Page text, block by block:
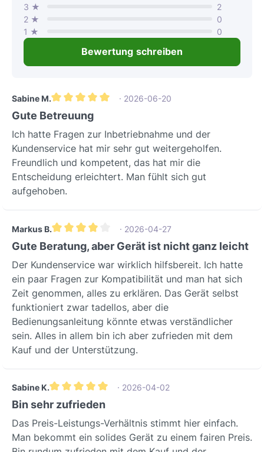
3 ★
2
2 ★
0
1 ★
0
Bewertung schreiben
Sabine M.
Durchschnittliche Bewertung von 5 von 5 Sternen
· 2026-06-20
Gute Betreuung
Ich hatte Fragen zur Inbetriebnahme und der
Kundenservice hat mir sehr gut weitergeholfen.
Freundlich und kompetent, das hat mir die
Entscheidung erleichtert. Man fühlt sich gut
aufgehoben.
Markus B.
Durchschnittliche Bewertung von 4 von 5 Sternen
· 2026-04-27
Gute Beratung, aber Gerät ist nicht ganz leicht
Der Kundenservice war wirklich hilfsbereit. Ich hatte
ein paar Fragen zur Kompatibilität und man hat sich
Zeit genommen, alles zu erklären. Das Gerät selbst
funktioniert zwar tadellos, aber die
Bedienungsanleitung könnte etwas verständlicher
sein. Alles in allem bin ich aber zufrieden mit dem
Kauf und der Unterstützung.
Sabine K.
Durchschnittliche Bewertung von 5 von 5 Sternen
· 2026-04-02
Bin sehr zufrieden
Das Preis-Leistungs-Verhältnis stimmt hier einfach.
Man bekommt ein solides Gerät zu einem fairen Preis.